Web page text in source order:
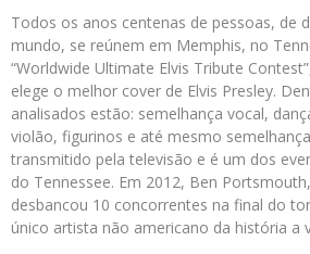
Todos os anos centenas de pessoas, de
mundo, se reúnem em Memphis, no
“Worldwide Ultimate Elvis Tribute
elege o melhor cover de Elvis Presley.
analisados estão: semelhança vocal,
violão, figurinos e até mesmo
transmitido pela televisão e é um dos
do Tennessee. Em 2012, Ben
desbancou 10 concorrentes na final do
único artista não americano da história a